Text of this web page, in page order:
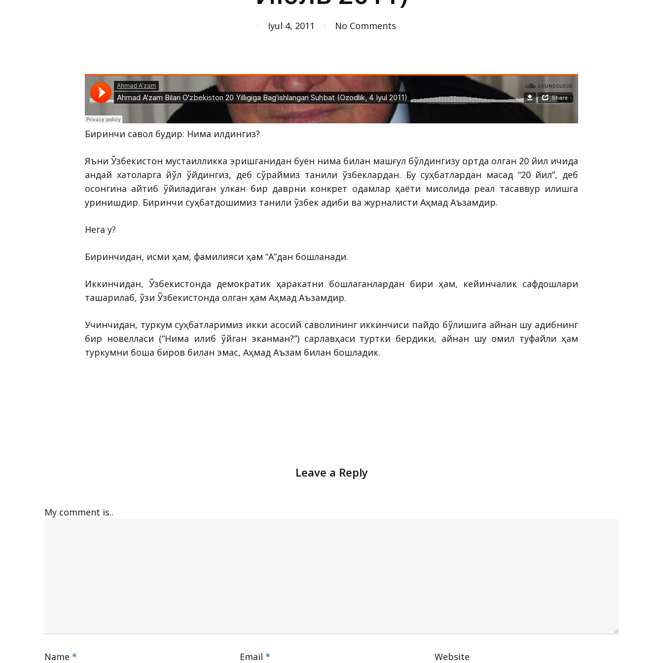
Iyul 4, 2011 No Comments
Биринчи савол будир: Нима қилдингиз?
Яъни Ўзбекистон мустақилликка эришганидан буён нима билан машғул бўлдингизу ортда қолган 20 йил ичида
қандай хатоларга йўл қўйдингиз, деб сўраймиз таниқли ўзбеклардан. Бу суҳбатлардан мақсад “20 йил”, деб
осонгина айтиб қўйиладиган улкан бир даврни конкрет одамлар ҳаёти мисолида реал тасаввур қилишга
уринишдир. Биринчи суҳбатдошимиз таниқли ўзбек адиби ва журналисти Аҳмад Аъзамдир.
Нега у?
Биринчидан, исми ҳам, фамилияси ҳам “А”дан бошланади.
Иккинчидан, Ўзбекистонда демократик ҳаракатни бошлаганлардан бири ҳам, кейинчалик сафдошлари
ташқарилаб, ўзи Ўзбекистонда қолган ҳам Аҳмад Аъзамдир.
Учинчидан, туркум суҳбатларимиз икки асосий саволининг иккинчиси пайдо бўлишига айнан шу адибнинг
бир новелласи (“Нима қилиб қўйган эканман?”) сарлавҳаси туртки бердики, айнан шу омил туфайли ҳам
туркумни бошқа биров билан эмас, Аҳмад Аъзам билан бошладик.
Leave a Reply
My comment is..
Name * Email * Website